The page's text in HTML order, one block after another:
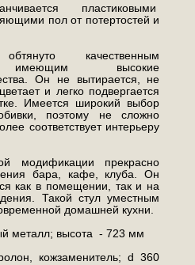
пластиковыми
пол от потертостей и
качественным
имеющим высокие
Он не вытирается, не
и легко подвергается
Имеется широкий выбор
поэтому не сложно
соответствует интерьеру
модификации прекрасно
бара, кафе, клуба. Он
как в помещении, так и на
Такой стул уместным
домашней кухни.
металл; высота - 723 мм
кожзаменитель; d 360